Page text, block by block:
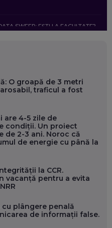
SWEEP: EȘTI LA FACULTATE?
CA SĂ FII MAI BUN LA JOB. ȘI CUM
ÎN URMĂTORII ANI
AL KULTH: CUM
CA SĂ ÎȚI DESCHIZI DRUMUL
GLOBAL
CUM ÎȚI PROTEJEZI
ȘI CARE SUNT PRIMII PAȘI ÎNTR-O
O groapă de 3 metri
traficul a fost
are 4-5 zile de
condiții. Un proiect
de 2-3 ani. Noroc că
de energie cu până la
la CCR.
vacanță pentru a evita
cu plângere penală
de informații false.